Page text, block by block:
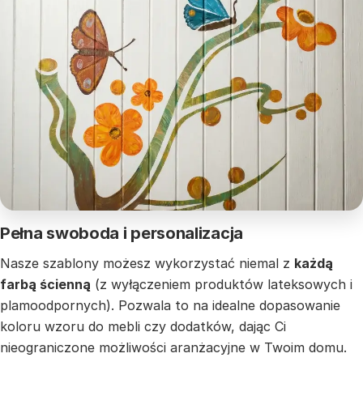
Pełna swoboda i personalizacja
Nasze szablony możesz wykorzystać niemal z każdą
farbą ścienną (z wyłączeniem produktów lateksowych i
plamoodpornych). Pozwala to na idealne dopasowanie
koloru wzoru do mebli czy dodatków, dając Ci
nieograniczone możliwości aranżacyjne w Twoim domu.